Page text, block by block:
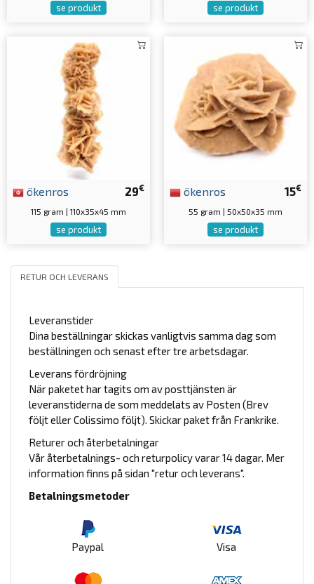
se produkt se produkt
29€
ökenros
115 gram | 110x35x45 mm
se produkt
15€
ökenros
55 gram | 50x50x35 mm
se produkt
RETUR OCH LEVERANS
Leveranstider
Dina beställningar skickas vanligtvis samma dag som
beställningen och senast efter tre arbetsdagar.
Leverans fördröjning
När paketet har tagits om av posttjänsten är
leveranstiderna de som meddelats av Posten (Brev
följt eller Colissimo följt). Skickar paket från Frankrike.
Returer och återbetalningar
Vår återbetalnings- och returpolicy varar 14 dagar. Mer
information finns på sidan "retur och leverans".
Betalningsmetoder
Paypal Visa